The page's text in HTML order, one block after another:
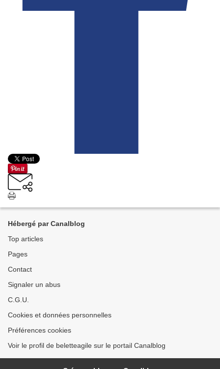
Hébergé par Canalblog
Top articles
Pages
Contact
Signaler un abus
C.G.U.
Cookies et données personnelles
Préférences cookies
Voir le profil de beletteagile sur le portail Canalblog